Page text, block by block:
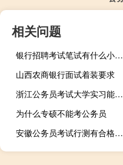
相关问题
银行招聘考试笔试有什么小技巧
山西农商银行面试着装要求
浙江公务员考试大学实习能算工作经历吗
为什么专硕不能考公务员
安徽公务员考试行测有合格分数线吗